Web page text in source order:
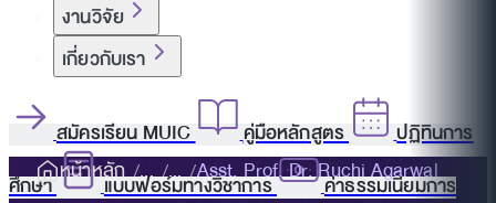
งานวิจัย
เกี่ยวกับเรา
สมัครเรียน MUIC คู่มือหลักสูตร
ปฏิทินการ
ศึกษา
แบบฟอร์มทางวิชาการ
ค่าธรรมเนียมการ
หน้าหลัก Asst. Prof. Dr. Ruchi Agarwal